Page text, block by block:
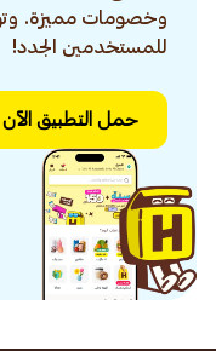
وخصومات مميزة.
للمستخدمين الجدد!
حمل التطبيق الآن